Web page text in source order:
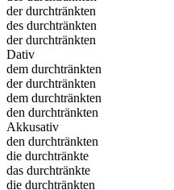
der durchtränkten
des durchtränkten
der durchtränkten
Dativ
dem durchtränkten
der durchtränkten
dem durchtränkten
den durchtränkten
Akkusativ
den durchtränkten
die durchtränkte
das durchtränkte
die durchtränkten